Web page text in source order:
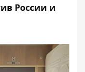
России и